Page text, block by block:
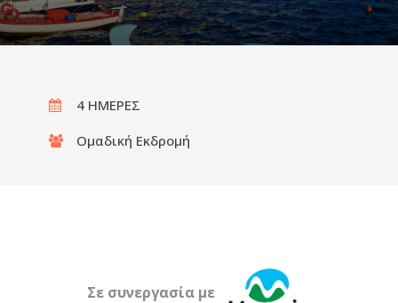
4 ΗΜΕΡΕΣ
Ομαδική Εκδρομή
Σε συνεργασία με